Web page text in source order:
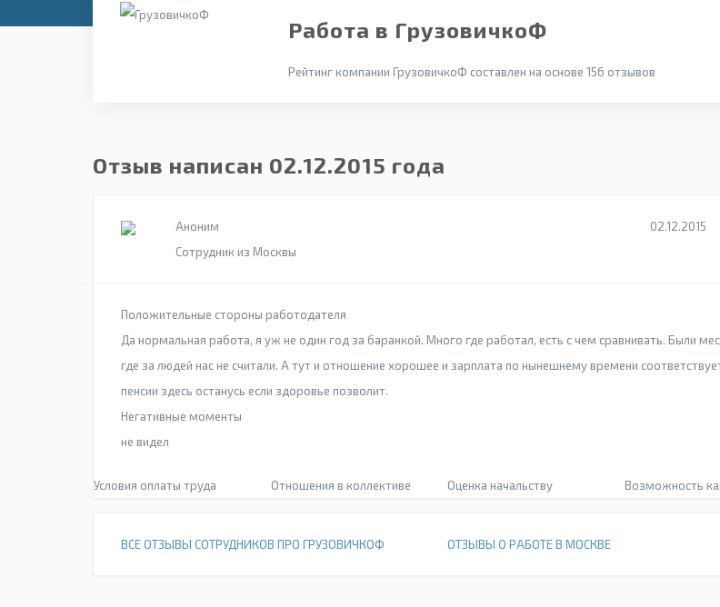
Работа в ГрузовичкоФ
Рейтинг компании ГрузовичкоФ составлен на основе 156 отзывов
Отзыв написан 02.12.2015 года
Аноним
Сотрудник из Москвы
02.12.2015
Положительные стороны работодателя
Да нормальная работа, я уж не один год за баранкой. Много где работал, есть с чем сравнивать. Были
где за людей нас не считали. А тут и отношение хорошее и зарплата по нынешнему времени
пенсии здесь останусь если здоровье позволит.
Негативные моменты
не видел
Условия оплаты труда Отношения в коллективе Оценка начальству Возможность
ВСЕ ОТЗЫВЫ СОТРУДНИКОВ ПРО ГРУЗОВИЧКОФ ОТЗЫВЫ О РАБОТЕ В МОСКВЕ